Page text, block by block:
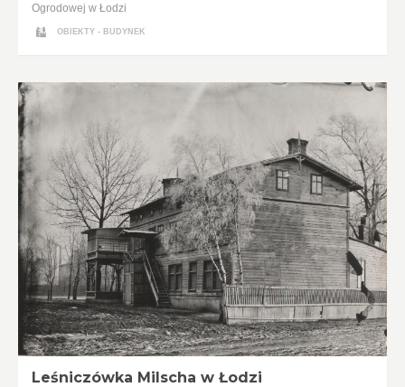
Ogrodowej w Łodzi
OBIEKTY - BUDYNEK
Leśniczówka Milscha w Łodzi